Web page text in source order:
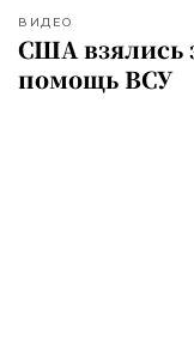
ВИДЕО
США взялись
помощь ВСУ